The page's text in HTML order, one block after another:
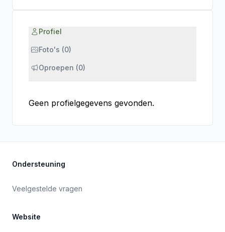
Profiel
Foto's (0)
Oproepen (0)
Geen profielgegevens gevonden.
Ondersteuning
Veelgestelde vragen
Website